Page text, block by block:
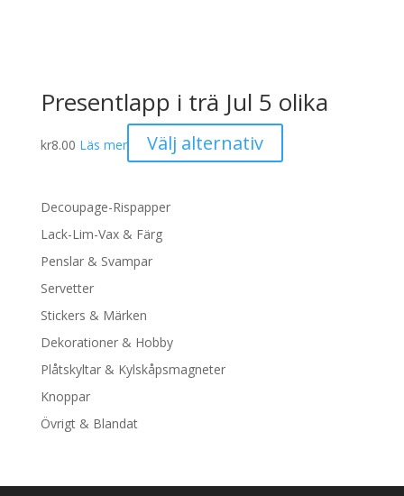
Presentlapp i trä Jul 5 olika
kr8.00 Läs mer Välj alternativ
här
Decoupage-Rispapper
Lack-Lim-Vax & Färg
Penslar & Svampar
Servetter
Stickers & Märken
Dekorationer & Hobby
Plåtskyltar & Kylskåpsmagneter
Knoppar
Övrigt & Blandat